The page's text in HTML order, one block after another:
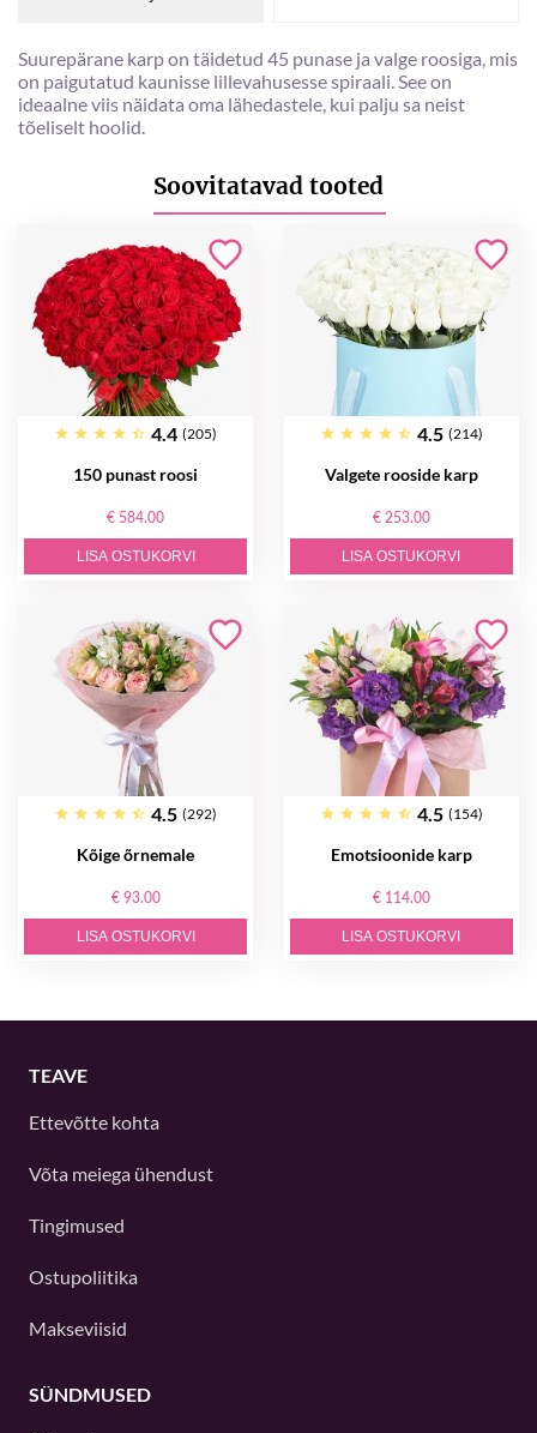
Suurepärane karp on täidetud 45 punase ja valge roosiga, mis
on paigutatud kaunisse lillevahusesse spiraali. See on
ideaalne viis näidata oma lähedastele, kui palju sa neist
tõeliselt hoolid.
Soovitatavad tooted
4.4 (205)
150 punast roosi
€ 584.00
LISA OSTUKORVI
4.5 (214)
Valgete rooside karp
€ 253.00
LISA OSTUKORVI
4.5 (292)
Kõige õrnemale
€ 93.00
LISA OSTUKORVI
4.5 (154)
Emotsioonide karp
€ 114.00
LISA OSTUKORVI
TEAVE
Ettevõtte kohta
Võta meiega ühendust
Tingimused
Ostupoliitika
Makseviisid
SÜNDMUSED